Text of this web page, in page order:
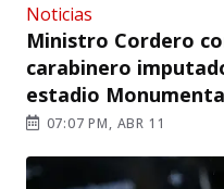
Noticias
Ministro Cordero
carabinero
estadio
07:07 PM, ABR 11